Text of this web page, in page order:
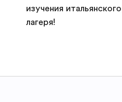
изучения
лагеря!